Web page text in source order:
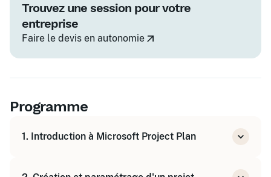
Trouvez une session pour votre
entreprise
Faire le devis en autonomie
Programme
1. Introduction à Microsoft Project Plan